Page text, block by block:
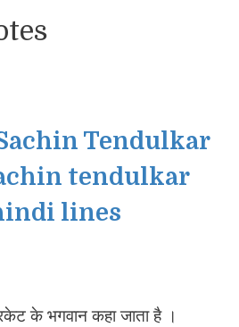
Tendulkar
tendulkar
lines
के भगवान कहा जाता है ।